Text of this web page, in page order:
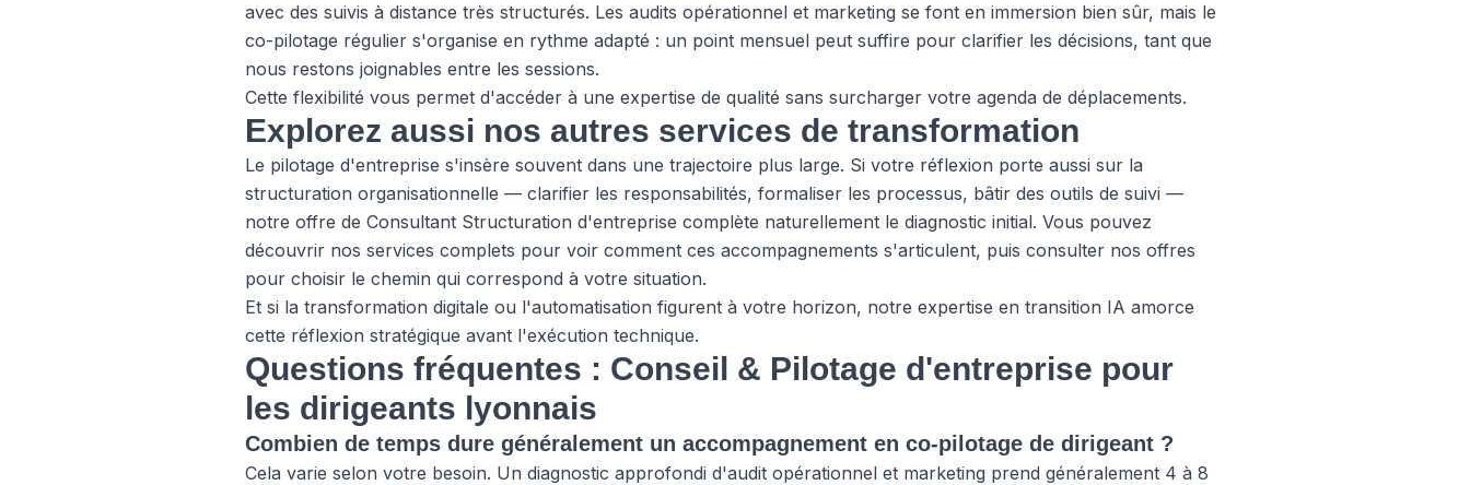
avec des suivis à distance très structurés. Les audits opérationnel et marketing se font en immersion bien sûr, mais le
co-pilotage régulier s'organise en rythme adapté : un point mensuel peut suffire pour clarifier les décisions, tant que
nous restons joignables entre les sessions.
Cette flexibilité vous permet d'accéder à une expertise de qualité sans surcharger votre agenda de déplacements.
Explorez aussi nos autres services de transformation
Le pilotage d'entreprise s'insère souvent dans une trajectoire plus large. Si votre réflexion porte aussi sur la
structuration organisationnelle — clarifier les responsabilités, formaliser les processus, bâtir des outils de suivi —
notre offre de Consultant Structuration d'entreprise complète naturellement le diagnostic initial. Vous pouvez
découvrir nos services complets pour voir comment ces accompagnements s'articulent, puis consulter nos offres
pour choisir le chemin qui correspond à votre situation.
Et si la transformation digitale ou l'automatisation figurent à votre horizon, notre expertise en transition IA amorce
cette réflexion stratégique avant l'exécution technique.
Questions fréquentes : Conseil & Pilotage d'entreprise pour
les dirigeants lyonnais
Combien de temps dure généralement un accompagnement en co-pilotage de dirigeant ?
Cela varie selon votre besoin. Un diagnostic approfondi d'audit opérationnel et marketing prend généralement 4 à 8